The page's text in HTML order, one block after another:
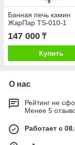
Банная печь камин
ЖарПар TS-010-1
147 000 ₸
Купить
О нас
Рейтинг не
Менее 5
Работает с